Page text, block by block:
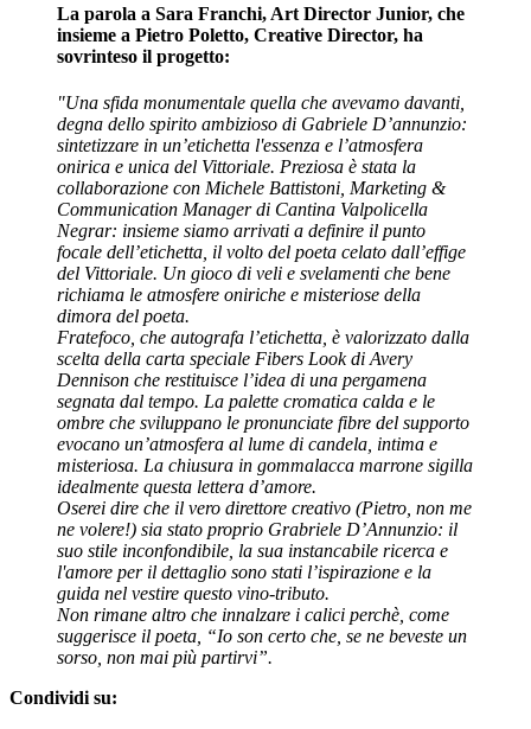
La parola a Sara Franchi, Art Director Junior, che
insieme a Pietro Poletto, Creative Director, ha
sovrinteso il progetto:
"Una sfida monumentale quella che avevamo davanti,
degna dello spirito ambizioso di Gabriele D’annunzio:
sintetizzare in un’etichetta l'essenza e l’atmosfera
onirica e unica del Vittoriale. Preziosa è stata la
collaborazione con Michele Battistoni, Marketing &
Communication Manager di Cantina Valpolicella
Negrar: insieme siamo arrivati a definire il punto
focale dell’etichetta, il volto del poeta celato dall’effige
del Vittoriale. Un gioco di veli e svelamenti che bene
richiama le atmosfere oniriche e misteriose della
dimora del poeta.
Fratefoco, che autografa l’etichetta, è valorizzato dalla
scelta della carta speciale Fibers Look di Avery
Dennison che restituisce l’idea di una pergamena
segnata dal tempo. La palette cromatica calda e le
ombre che sviluppano le pronunciate fibre del supporto
evocano un’atmosfera al lume di candela, intima e
misteriosa. La chiusura in gommalacca marrone sigilla
idealmente questa lettera d’amore.
Oserei dire che il vero direttore creativo (Pietro, non me
ne volere!) sia stato proprio Grabriele D’Annunzio: il
suo stile inconfondibile, la sua instancabile ricerca e
l'amore per il dettaglio sono stati l’ispirazione e la
guida nel vestire questo vino-tributo.
Non rimane altro che innalzare i calici perchè, come
suggerisce il poeta, “Io son certo che, se ne beveste un
sorso, non mai più partirvi”.
Condividi su: